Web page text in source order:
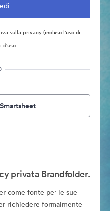
sulla privacy(incluso l'uso di
d'uso
privata Brandfolder.
come fonte per le sue
richiedere formalmente